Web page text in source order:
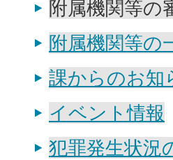
附属機関等の
附属機関等の
課からのお知
イベント情報
犯罪発生状況